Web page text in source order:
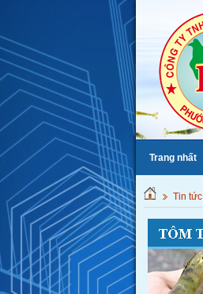
Trang nhất
Tin tức